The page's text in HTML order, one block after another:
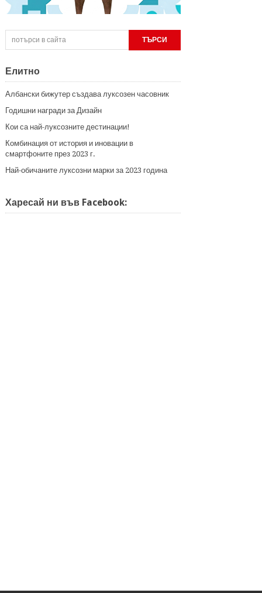
Елитно
Албански бижутер създава луксозен часовник
Годишни награди за Дизайн
Кои са най-луксозните дестинации!
Комбинация от история и иновации в
смартфоните през 2023 г.
Най-обичаните луксозни марки за 2023 година
Харесай ни във Facebook: